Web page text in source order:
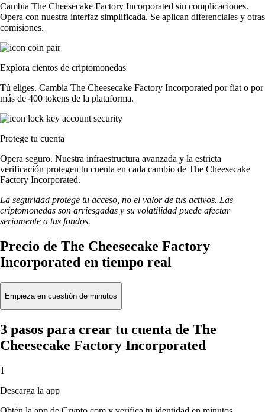
Cambia The Cheesecake Factory Incorporated sin complicaciones.
Opera con nuestra interfaz simplificada. Se aplican diferenciales y otras
comisiones.
Explora cientos de criptomonedas
Tú eliges. Cambia The Cheesecake Factory Incorporated por fiat o por
más de 400 tokens de la plataforma.
Protege tu cuenta
Opera seguro. Nuestra infraestructura avanzada y la estricta
verificación protegen tu cuenta en cada cambio de The Cheesecake
Factory Incorporated.
La seguridad protege tu acceso, no el valor de tus activos. Las
criptomonedas son arriesgadas y su volatilidad puede afectar
seriamente a tus fondos.
Precio de The Cheesecake Factory
Incorporated en tiempo real
Empieza en cuestión de minutos
3 pasos para crear tu cuenta de The
Cheesecake Factory Incorporated
1
Descarga la app